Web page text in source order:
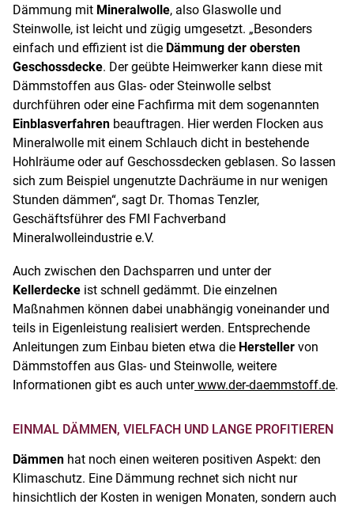
Dämmung mit Mineralwolle, also Glaswolle und
Steinwolle, ist leicht und zügig umgesetzt. „Besonders
einfach und effizient ist die Dämmung der obersten
Geschossdecke. Der geübte Heimwerker kann diese mit
Dämmstoffen aus Glas- oder Steinwolle selbst
durchführen oder eine Fachfirma mit dem sogenannten
Einblasverfahren beauftragen. Hier werden Flocken aus
Mineralwolle mit einem Schlauch dicht in bestehende
Hohlräume oder auf Geschossdecken geblasen. So lassen
sich zum Beispiel ungenutzte Dachräume in nur wenigen
Stunden dämmen“, sagt Dr. Thomas Tenzler,
Geschäftsführer des FMI Fachverband
Mineralwolleindustrie e.V.
Auch zwischen den Dachsparren und unter der
Kellerdecke ist schnell gedämmt. Die einzelnen
Maßnahmen können dabei unabhängig voneinander und
teils in Eigenleistung realisiert werden. Entsprechende
Anleitungen zum Einbau bieten etwa die Hersteller von
Dämmstoffen aus Glas- und Steinwolle, weitere
Informationen gibt es auch unterwww.der-daemmstoff.de.
EINMAL DÄMMEN, VIELFACH UND LANGE PROFITIEREN
Dämmen hat noch einen weiteren positiven Aspekt: den
Klimaschutz. Eine Dämmung rechnet sich nicht nur
hinsichtlich der Kosten in wenigen Monaten, sondern auch